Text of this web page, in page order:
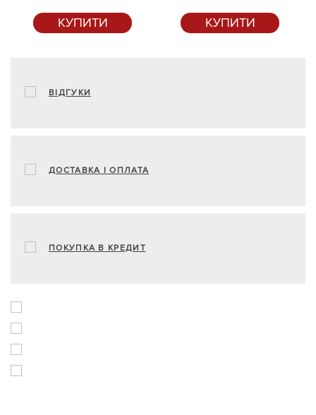
КУПИТИ КУПИТИ
ВІДГУКИ
ДОСТАВКА І ОПЛАТА
ПОКУПКА В КРЕДИТ